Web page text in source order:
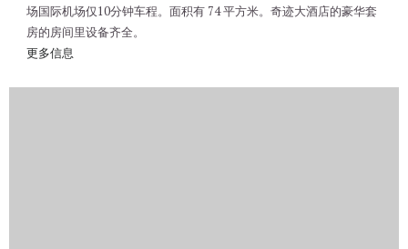
场国际机场仅10分钟车程。面积有 74 平方米。奇迹大酒店的豪华套
房的房间里设备齐全。
更多信息